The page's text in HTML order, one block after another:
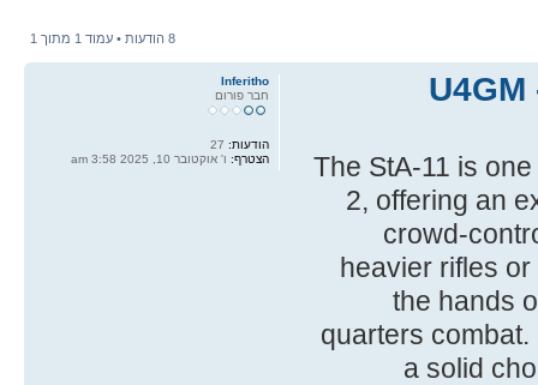
8 הודעות • עמוד 1 מתוך 1
The StA-11 is
2, offering an
crowd-
heavier rifles
the hands
quarters combat.
a solid
Inferitho
חבר פורום
הודעות:
הצטרף: ו' אוקטובר 10, 2025 3:58 am